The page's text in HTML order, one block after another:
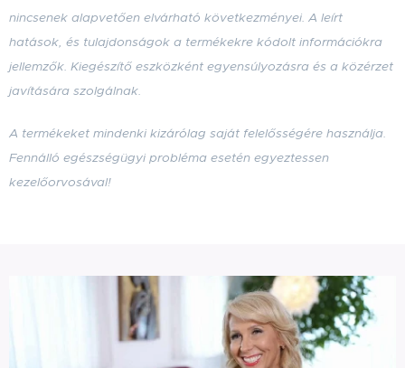
nincsenek alapvetően elvárható következményei. A leírt
hatások, és tulajdonságok a termékekre kódolt információkra
jellemzők. Kiegészítő eszközként egyensúlyozásra és a közérzet
javítására szolgálnak.
A termékeket mindenki kizárólag saját felelősségére használja.
Fennálló egészségügyi probléma esetén egyeztessen
kezelőorvosával!